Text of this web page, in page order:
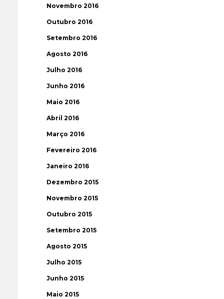
Novembro 2016
Outubro 2016
Setembro 2016
Agosto 2016
Julho 2016
Junho 2016
Maio 2016
Abril 2016
Março 2016
Fevereiro 2016
Janeiro 2016
Dezembro 2015
Novembro 2015
Outubro 2015
Setembro 2015
Agosto 2015
Julho 2015
Junho 2015
Maio 2015